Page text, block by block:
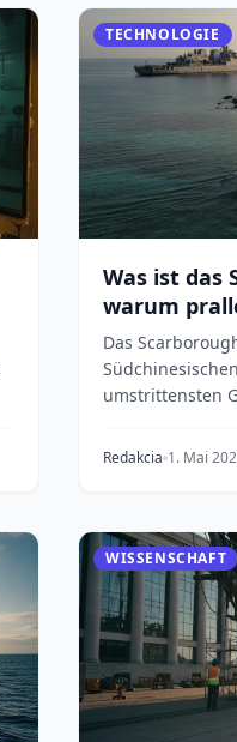
TECHNOLOGIE
Was ist das
warum
Das
umstrittensten
Redakcia 1. Mai
WISSENSCHAFT